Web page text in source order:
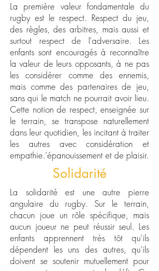
La première valeur fondamentale du
rugby est le respect. Respect du jeu,
des règles, des arbitres, mais aussi et
surtout respect de l'adversaire. Les
enfants sont encouragés à reconnaître
la valeur de leurs opposants, à ne pas
les considérer comme des ennemis,
mais comme des partenaires de jeu,
sans qui le match ne pourrait avoir lieu.
Cette notion de respect, enseignée sur
le terrain, se transpose naturellement
dans leur quotidien, les incitant à traiter
les autres avec considération et
empathie.'épanouissement et de plaisir.
Solidarité
La solidarité est une autre pierre
angulaire du rugby. Sur le terrain,
chacun joue un rôle spécifique, mais
aucun joueur ne peut réussir seul. Les
enfants apprennent très tôt qu'ils
dépendent les uns des autres, qu'ils
doivent se soutenir mutuellement pour